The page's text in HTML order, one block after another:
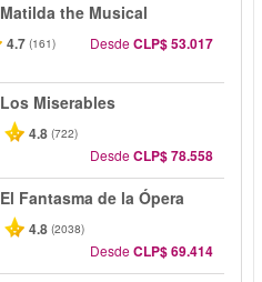
Matilda the Musical
4.7 (161) DesdeCLP$ 53.017
Los Miserables
4.8 (722)
DesdeCLP$ 78.558
El Fantasma de la Ópera
4.8 (2038)
DesdeCLP$ 69.414